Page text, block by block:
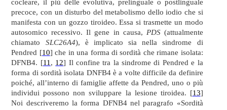
cocleare, il più delle evolutiva, prelinguale o postlinguale
precoce, con un disturbo del metabolismo dello iodio che si
manifesta con un gozzo tiroideo. Essa si trasmette un modo
autosomico recessivo. Il gene in causa, PDS(attualmente
chiamato SLC26A4), è implicato sia nella sindrome di
Pendred [10] che in una forma di sordità che rimane isolata:
DFNB4. [11 , 12] Il confine tra la sindrome di Pendred e la
forma di sordità isolata DNFB4 è a volte difficile da definire
poiché, all’interno di famiglie affette da Pendred, uno o più
individui possono non sviluppare la lesione tiroidea. [13]
Noi descriveremo la forma DFNB4 nel paragrafo «Sordità